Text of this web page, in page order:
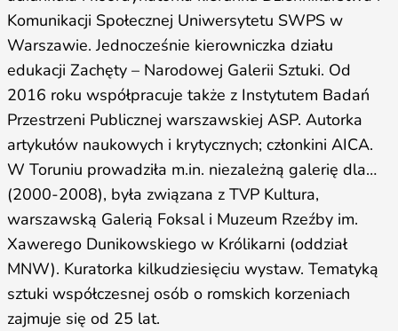
Komunikacji Społecznej Uniwersytetu SWPS w
Warszawie. Jednocześnie kierowniczka działu
edukacji Zachęty – Narodowej Galerii Sztuki. Od
2016 roku współpracuje także z Instytutem Badań
Przestrzeni Publicznej warszawskiej ASP. Autorka
artykułów naukowych i krytycznych; członkini AICA.
W Toruniu prowadziła m.in. niezależną galerię dla…
(2000-2008), była związana z TVP Kultura,
warszawską Galerią Foksal i Muzeum Rzeźby im.
Xawerego Dunikowskiego w Królikarni (oddział
MNW). Kuratorka kilkudziesięciu wystaw. Tematyką
sztuki współczesnej osób o romskich korzeniach
zajmuje się od 25 lat.